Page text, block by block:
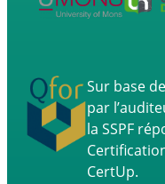
Sur base
par
la SSPF
CertUp.